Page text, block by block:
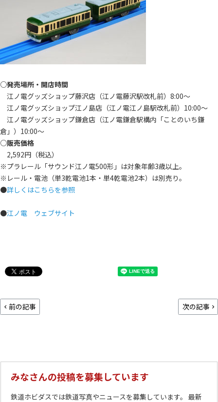
○発売場所・開店時間
江ノ電グッズショップ藤沢店（江ノ電藤沢駅改札前）8:00～
江ノ電グッズショップ江ノ島店（江ノ電江ノ島駅改札前）10:00～
江ノ電グッズショップ鎌倉店（江ノ電鎌倉駅構内「ことのいち鎌
倉」）10:00～
○販売価格
2,592円（税込）
※プラレール「サウンド江ノ電500形」は対象年齢3歳以上。
※レール・電池（単3乾電池1本・単4乾電池2本）は別売り。
●詳しくはこちらを参照
●江ノ電 ウェブサイト
前の記事 次の記事
みなさんの投稿を募集しています
鉄道ホビダスでは鉄道写真やニュースを募集しています。 最新